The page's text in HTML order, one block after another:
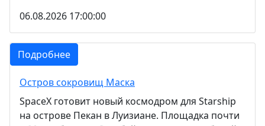
06.08.2026 17:00:00
Подробнее
Остров сокровищ Маска
SpaceX готовит новый космодром для Starship
на острове Пекан в Луизиане. Площадка почти